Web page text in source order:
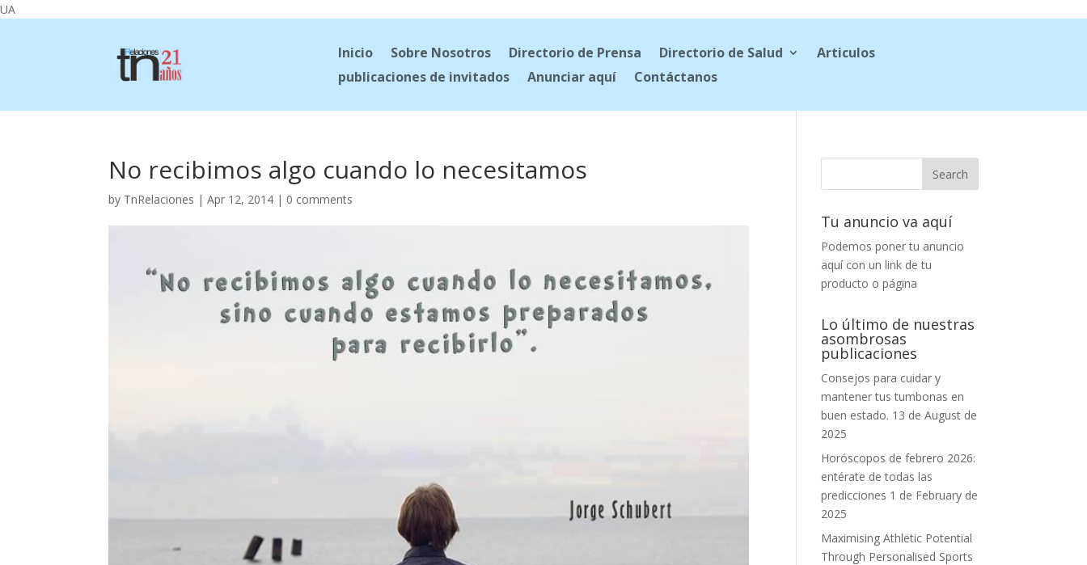
UA
Inicio Sobre Nosotros Directorio de Prensa Directorio de Salud
Articulos
publicaciones de invitados
Anunciar aquí Contáctanos
No recibimos algo cuando lo necesitamos
by TnRelaciones |Apr 12, 2014 | 0 comments
Tu anuncio va aquí
Podemos poner tu anuncio
aquí con un link de tu
producto o página
Lo último de nuestras
asombrosas
publicaciones
Consejos para cuidar y
mantener tus tumbonas en
buen estado. 13 de August de
2025
Horóscopos de febrero 2026:
entérate de todas las
predicciones 1 de February de
2025
Maximising Athletic Potential
Through Personalised Sports